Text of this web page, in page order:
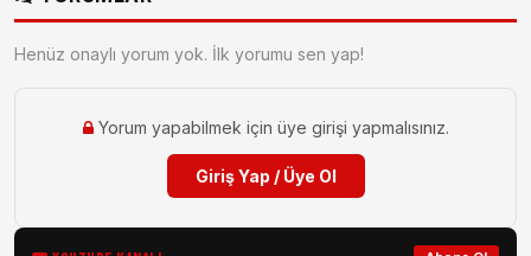
Henüz onaylı yorum yok. İlk yorumu sen yap!
Yorum yapabilmek için üye girişi yapmalısınız.
Giriş Yap / Üye Ol